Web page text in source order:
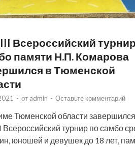
Всероссийский
памяти Н.П. Комарова
в Тюменской
- от admin - Оставьте комментарий
Тюменской области завершился
Всероссийский турнир по самбо
юношей и девушек до 18 лет,